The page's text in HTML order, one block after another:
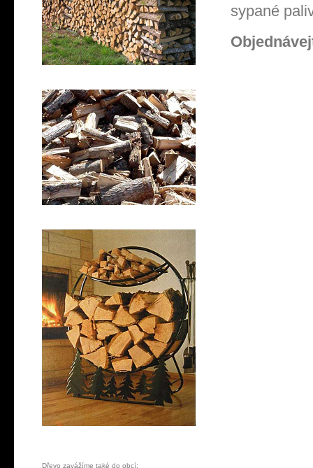
sypané
Dřevo zavážíme také do obcí: